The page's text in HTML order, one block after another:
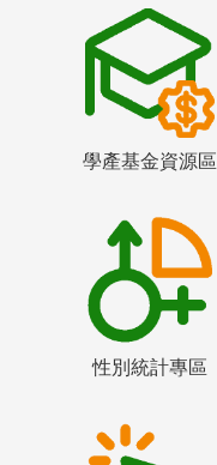
學產基金資源區
性別統計專區